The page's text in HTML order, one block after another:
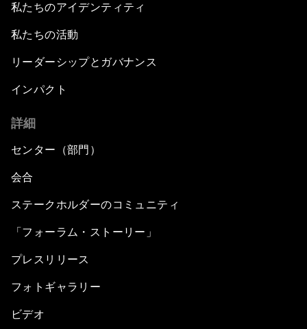
私たちのアイデンティティ
私たちの活動
リーダーシップとガバナンス
インパクト
詳細
センター（部門）
会合
ステークホルダーのコミュニティ
「フォーラム・ストーリー」
プレスリリース
フォトギャラリー
ビデオ